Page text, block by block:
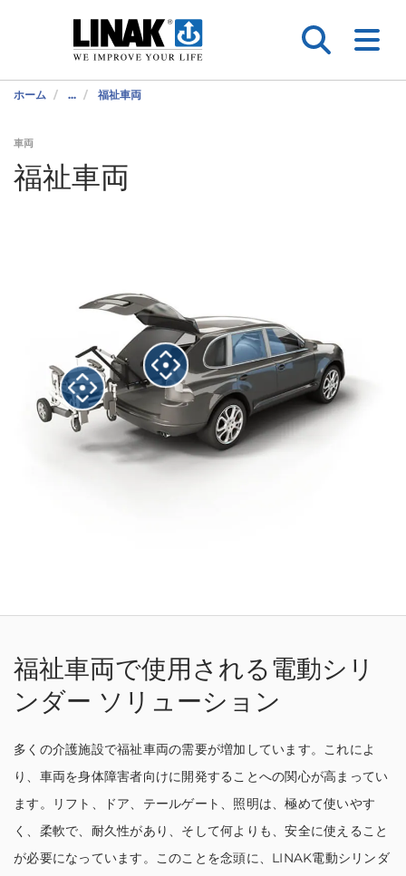
ホーム ... 福祉車両
車両
福祉車両
福祉車両で使用される電動シリ
ンダー ソリューション
多くの介護施設で福祉車両の需要が増加しています。これによ
り、車両を身体障害者向けに開発することへの関心が高まってい
ます。リフト、ドア、テールゲート、照明は、極めて使いやす
く、柔軟で、耐久性があり、そして何よりも、安全に使えること
が必要になっています。このことを念頭に、LINAK電動シリンダ